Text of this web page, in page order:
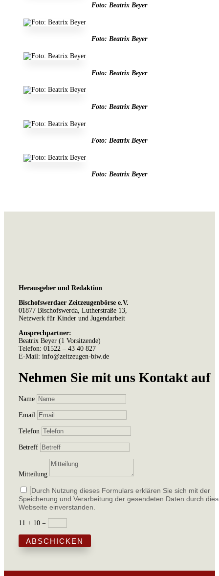
Foto: Beatrix Beyer
Foto: Beatrix Beyer
Foto: Beatrix Beyer
Foto: Beatrix Beyer
Foto: Beatrix Beyer
Foto: Beatrix Beyer
Herausgeber und Redaktion
Bischofswerdaer Zeitzeugenbörse e.V.
01877 Bischofswerda, Lutherstraße 13,
Netzwerk für Kinder und Jugendarbeit
Ansprechpartner:
Beatrix Beyer (1 Vorsitzende)
Telefon: 01522 – 43 40 827
E-Mail: info@zeitzeugen-biw.de
Nehmen Sie mit uns Kontakt auf
Name
Email
Telefon
Betreff
Mitteilung
Durch Nutzung dieses Formulars erklären Sie sich mit der
Speicherung und Verarbeitung der gesendeten Daten durch
Webseite einverstanden.
11 + 10 =
ABSCHICKEN